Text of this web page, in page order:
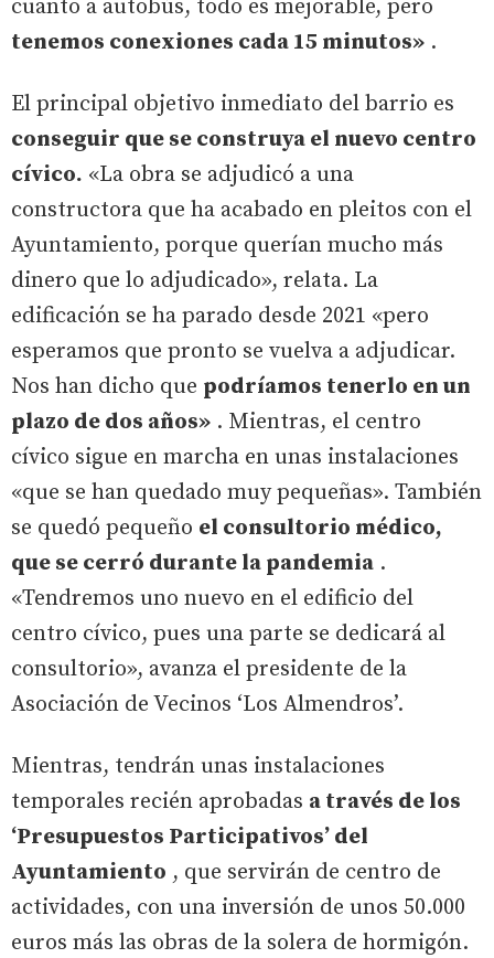
cuanto a autobús, todo es mejorable, pero
tenemos conexiones cada 15 minutos» .
El principal objetivo inmediato del barrio es
conseguir que se construya el nuevo centro
cívico. «La obra se adjudicó a una
constructora que ha acabado en pleitos con el
Ayuntamiento, porque querían mucho más
dinero que lo adjudicado», relata. La
edificación se ha parado desde 2021 «pero
esperamos que pronto se vuelva a adjudicar.
Nos han dicho que podríamos tenerlo en un
plazo de dos años» . Mientras, el centro
cívico sigue en marcha en unas instalaciones
«que se han quedado muy pequeñas». También
se quedó pequeño el consultorio médico,
que se cerró durante la pandemia .
«Tendremos uno nuevo en el edificio del
centro cívico, pues una parte se dedicará al
consultorio», avanza el presidente de la
Asociación de Vecinos ‘Los Almendros’.
Mientras, tendrán unas instalaciones
temporales recién aprobadas a través de los
‘Presupuestos Participativos’ del
Ayuntamiento , que servirán de centro de
actividades, con una inversión de unos 50.000
euros más las obras de la solera de hormigón.